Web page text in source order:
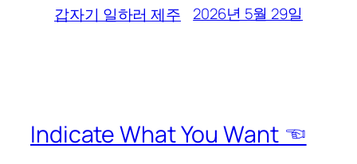
갑자기 일하러 제주 2026년 5월 29일
Indicate What You Want ☜